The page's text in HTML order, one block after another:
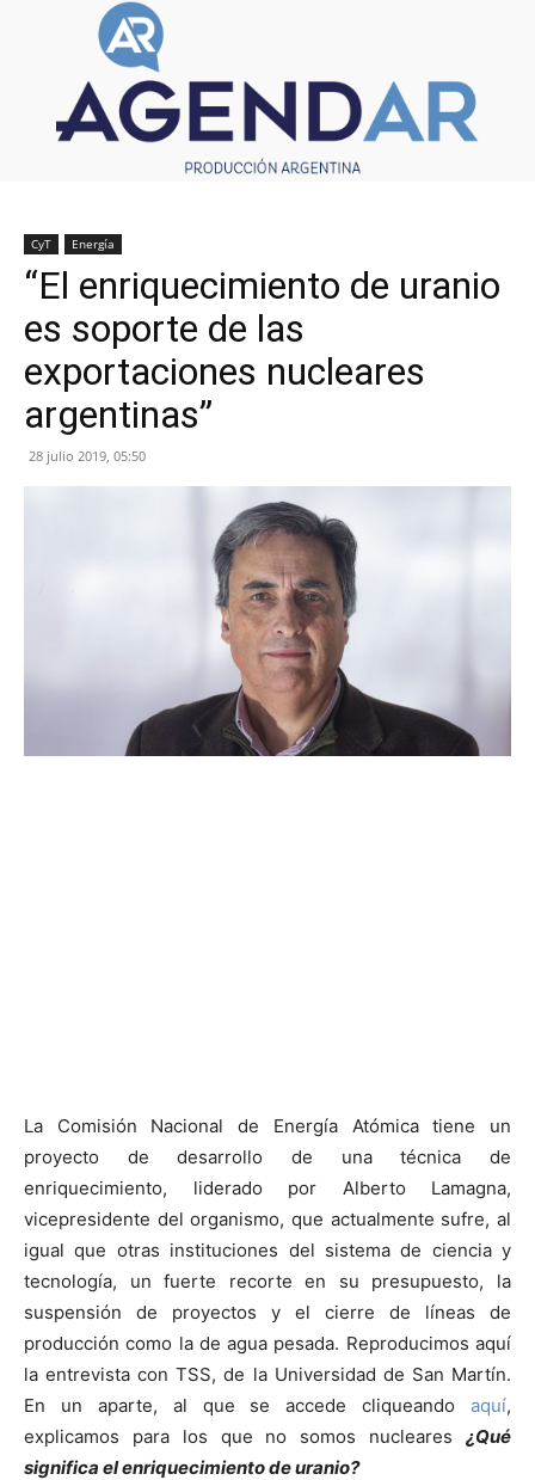
CyT Energía
“El enriquecimiento de uranio
es soporte de las
exportaciones nucleares
argentinas”
28 julio 2019, 05:50
La Comisión Nacional de Energía Atómica tiene un
proyecto de desarrollo de una técnica de
enriquecimiento, liderado por Alberto Lamagna,
vicepresidente del organismo, que actualmente sufre, al
igual que otras instituciones del sistema de ciencia y
tecnología, un fuerte recorte en su presupuesto, la
suspensión de proyectos y el cierre de líneas de
producción como la de agua pesada. Reproducimos aquí
la entrevista con TSS, de la Universidad de San Martín.
En un aparte, al que se accede cliqueando aquí,
explicamos para los que no somos nucleares ¿Qué
significa el enriquecimiento de uranio?